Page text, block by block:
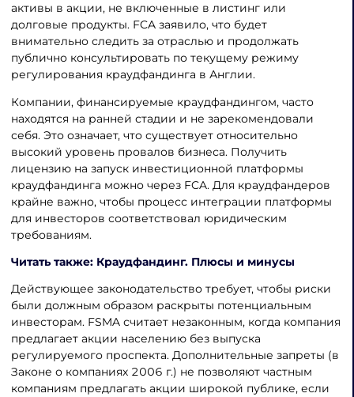
активы в акции, не включенные в листинг или
долговые продукты. FCA заявило, что будет
внимательно следить за отраслью и продолжать
публично консультировать по текущему режиму
регулирования краудфандинга в Англии.
Компании, финансируемые краудфандингом, часто
находятся на ранней стадии и не зарекомендовали
себя. Это означает, что существует относительно
высокий уровень провалов бизнеса. Получить
лицензию на запуск инвестиционной платформы
краудфандинга можно через FCA. Для краудфандеров
крайне важно, чтобы процесс интеграции платформы
для инвесторов соответствовал юридическим
требованиям.
Читать также: Краудфандинг. Плюсы и минусы
Действующее законодательство требует, чтобы риски
были должным образом раскрыты потенциальным
инвесторам. FSMA считает незаконным, когда компания
предлагает акции населению без выпуска
регулируемого проспекта. Дополнительные запреты (в
Законе о компаниях 2006 г.) не позволяют частным
компаниям предлагать акции широкой публике, если